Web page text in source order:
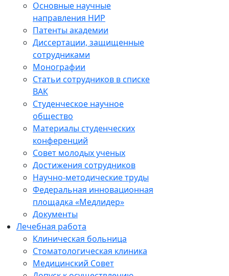
Основные научные
направления НИР
Патенты академии
Диссертации, защищенные
сотрудниками
Монографии
Статьи сотрудников в списке
ВАК
Студенческое научное
общество
Материалы студенческих
конференций
Совет молодых ученых
Достижения сотрудников
Научно-методические труды
Федеральная инновационная
площадка «Медлидер»
Документы
Лечебная работа
Клиническая больница
Стоматологическая клиника
Медицинский Совет